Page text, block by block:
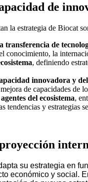
de
la estrategia de Biocat
transferencia de
conocimiento, la
, definiendo
innovadora y
de capacidades de
del ecosistema,
tendencias y estrategias
su estrategia en
económico y social.